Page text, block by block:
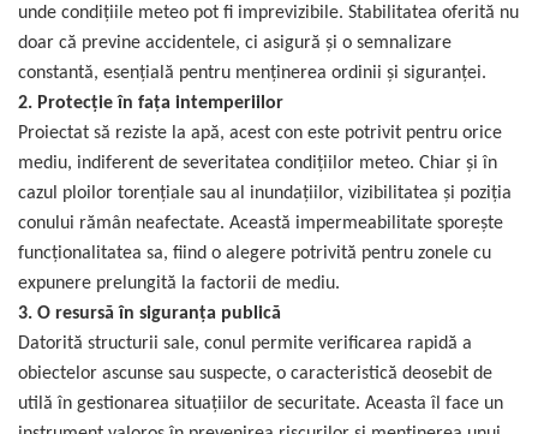
unde condițiile meteo pot fi imprevizibile. Stabilitatea oferită nu
doar că previne accidentele, ci asigură și o semnalizare
constantă, esențială pentru menținerea ordinii și siguranței.
2. Protecție în fața intemperiilor
Proiectat să reziste la apă, acest con este potrivit pentru orice
mediu, indiferent de severitatea condițiilor meteo. Chiar și în
cazul ploilor torențiale sau al inundațiilor, vizibilitatea și poziția
conului rămân neafectate. Această impermeabilitate sporește
funcționalitatea sa, fiind o alegere potrivită pentru zonele cu
expunere prelungită la factorii de mediu.
3. O resursăîn siguranța publică
Datorită structurii sale, conul permite verificarea rapidă a
obiectelor ascunse sau suspecte, o caracteristică deosebit de
utilă în gestionarea situațiilor de securitate. Aceasta îl face un